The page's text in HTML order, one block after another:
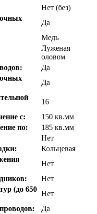
Нет (без)
Да
Медь
Луженая
оловом
Да
Да
16
с:
150 кв.мм
по:
185 кв.мм
Нет
Кольцевая
Нет
Нет
(до 650
Нет
Да